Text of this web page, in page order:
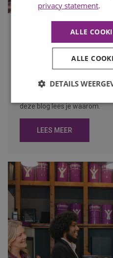
Waarom de bouwvak hét
Mayra Wokke
weinig zin heeft. Toch is juist
deze blog lees je waarom.
LEES MEER
privacy statement.
ALLE
ALLE
DETAILS